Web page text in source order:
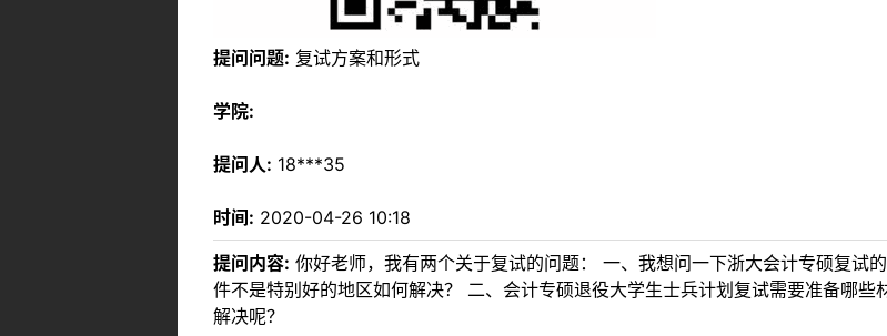
提问问题: 复试方案和形式
学院:
提问人: 18***35
时间: 2020-04-26 10:18
提问内容: 你好老师，我有两个关于复试的问题： 一、我想问一下浙大会计专硕复试
件不是特别好的地区如何解决？ 二、会计专硕退役大学生士兵计划复试需要准备哪
解决呢？